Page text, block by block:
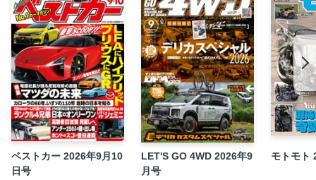
スタイルを変えるなら今すぐ WHEEL 選び！
コトとモノのミックスから生まれる新しい遊びのスタイルを
エヌズ・ステージが提案
ノーマルからカスタムまでマルチに対応してくれるジムニー
専門店 エンカーズ札幌
カスタムのプロに学ぶ！スタイルアップ術
静かに進行していくサビから愛車を守るラストストッパーの
効果
いつものDIYがもっと本気になれる工具をアストロプロダク
ツで揃える！
ベストカー 2026年9月10
日号
LET'S GO 4WD 2026年9
月号
モトモト